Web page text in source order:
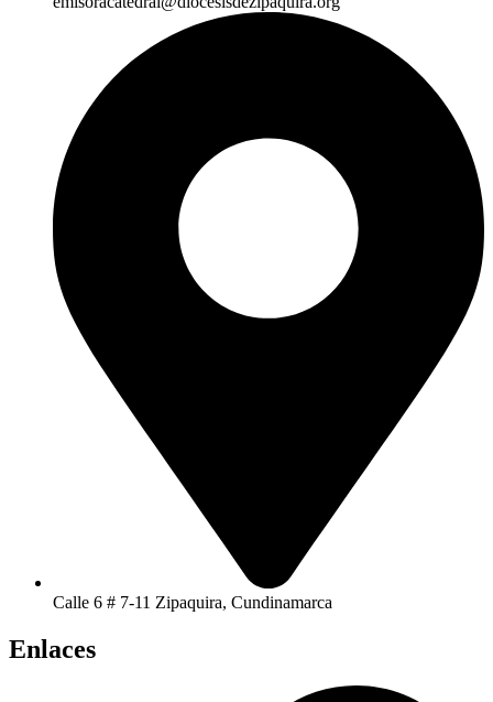
Calle 6 # 7-11 Zipaquira, Cundinamarca
Enlaces